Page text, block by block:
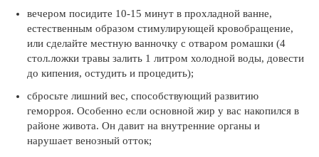
вечером посидите 10-15 минут в прохладной ванне,
естественным образом стимулирующей кровобращение,
или сделайте местную ванночку с отваром ромашки (4
стол.ложки травы залить 1 литром холодной воды, довести
до кипения, остудить и процедить);
сбросьте лишний вес, способствующий развитию
геморроя. Особенно если основной жир у вас накопился в
районе живота. Он давит на внутренние органы и
нарушает венозный отток;